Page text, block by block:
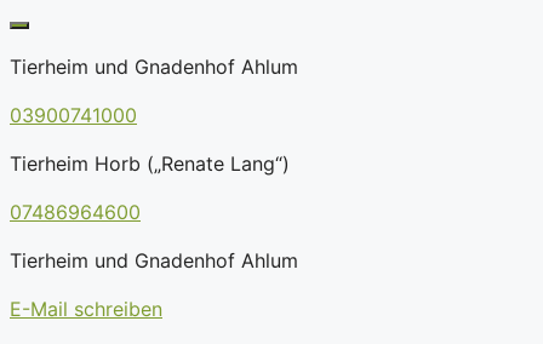
Tierheim und Gnadenhof Ahlum
03900741000
Tierheim Horb („Renate Lang“)
07486964600
Tierheim und Gnadenhof Ahlum
E-Mail schreiben